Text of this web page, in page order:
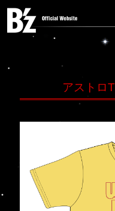
アストロ